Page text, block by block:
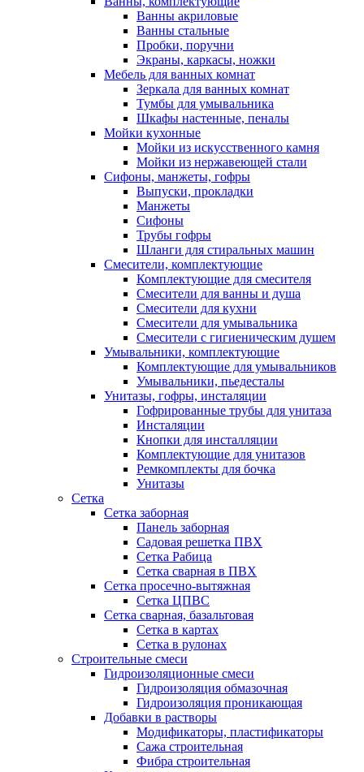
Ванны акриловые
Ванны стальные
Пробки, поручни
Экраны, каркасы, ножки
Мебель для ванных комнат
Зеркала для ванных комнат
Тумбы для умывальника
Шкафы настенные, пеналы
Мойки кухонные
Мойки из искусственного камня
Мойки из нержавеющей стали
Сифоны, манжеты, гофры
Выпуски, прокладки
Манжеты
Сифоны
Трубы гофры
Шланги для стиральных машин
Смесители, комплектующие
Комплектующие для смесителя
Смесители для ванны и душа
Смесители для кухни
Смесители для умывальника
Смесители с гигиеническим душем
Умывальники, комплектующие
Комплектующие для умывальников
Умывальники, пьедесталы
Унитазы, гофры, инсталяции
Гофрированные трубы для унитаза
Инсталяции
Кнопки для инсталляции
Комплектующие для унитазов
Ремкомплекты для бочка
Унитазы
Сетка
Сетка заборная
Панель заборная
Садовая решетка ПВХ
Сетка Рабица
Сетка сварная в ПВХ
Сетка просечно-вытяжная
Сетка ЦПВС
Сетка сварная, базальтовая
Сетка в картах
Сетка в рулонах
Строительные смеси
Гидроизоляционные смеси
Гидроизоляция обмазочная
Гидроизоляция проникающая
Добавки в растворы
Модификаторы, пластификаторы
Сажа строительная
Фибра строительная